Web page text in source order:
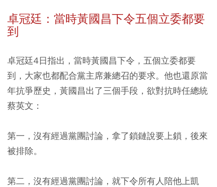
卓冠廷：當時黃國昌下令五個立委都要
到
卓冠廷4日指出，當時黃國昌下令，五個立委都要
到，大家也都配合黨主席兼總召的要求。他也還原當
年抗爭歷史，黃國昌出了三個手段，欲對抗時任總統
蔡英文：
第一，沒有經過黨團討論，拿了鎖鏈說要上鎖，後來
被排除。
第二，沒有經過黨團討論，就下令所有人陪他上凱